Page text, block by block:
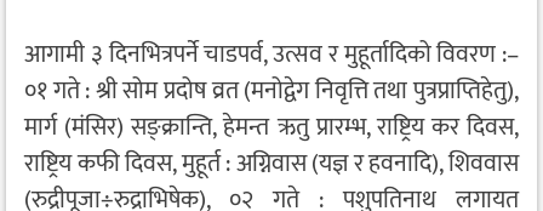
आगामी ३ दिनभित्रपर्ने चाडपर्व, उत्सव र मुहूर्तादिको विवरण :–
०१ गते : श्री सोम प्रदोष व्रत (मनोद्वेग निवृत्ति तथा पुत्रप्राप्तिहेतु),
मार्ग (मंसिर) सङ्क्रान्ति, हेमन्त ऋतु प्रारम्भ, राष्ट्रिय कर दिवस,
राष्ट्रिय कफी दिवस, मुहूर्त : अग्निवास (यज्ञ र हवनादि), शिववास
(रुद्रीपूजा÷रुद्राभिषेक), ०२ गते : पशुपतिनाथ लगायत